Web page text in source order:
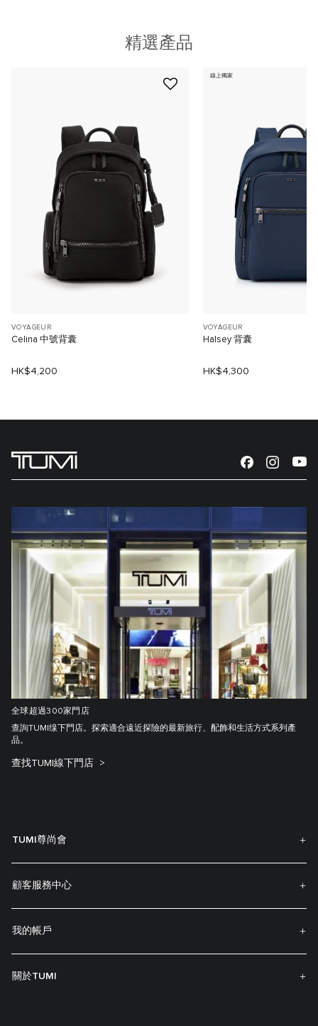
精選產品
VOYAGEUR
Celina 中號背囊
HK$4,200
線上獨家
VOYAGEUR
Halsey 背囊
HK$4,300
全球超過300家門店
查詢TUMI缐下門店。探索適合遠近探險的最新旅行、配飾和生活方式系列產
品。
查找TUMI線下門店
TUMI尊尚會
顧客服務中心
我的帳戶
關於TUMI